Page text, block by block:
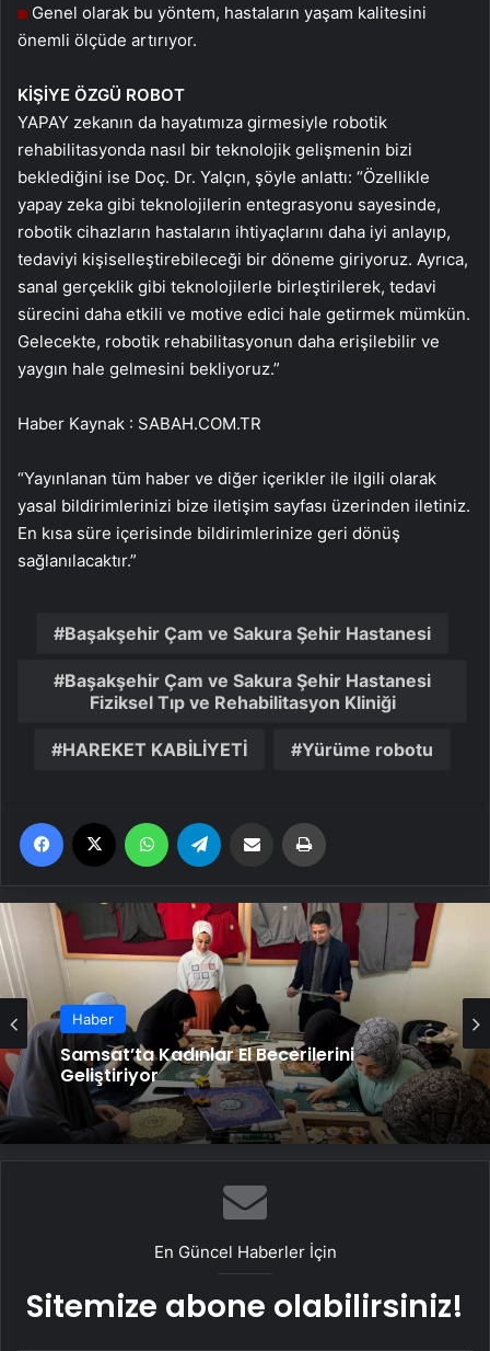
Genel olarak bu yöntem, hastaların yaşam kalitesini
önemli ölçüde artırıyor.
KİŞİYE ÖZGÜ ROBOT
YAPAY zekanın da hayatımıza girmesiyle robotik
rehabilitasyonda nasıl bir teknolojik gelişmenin bizi
beklediğini ise Doç. Dr. Yalçın, şöyle anlattı: “Özellikle
yapay zeka gibi teknolojilerin entegrasyonu sayesinde,
robotik cihazların hastaların ihtiyaçlarını daha iyi anlayıp,
tedaviyi kişiselleştirebileceği bir döneme giriyoruz. Ayrıca,
sanal gerçeklik gibi teknolojilerle birleştirilerek, tedavi
sürecini daha etkili ve motive edici hale getirmek mümkün.
Gelecekte, robotik rehabilitasyonun daha erişilebilir ve
yaygın hale gelmesini bekliyoruz.”
Haber Kaynak : SABAH.COM.TR
“Yayınlanan tüm haber ve diğer içerikler ile ilgili olarak
yasal bildirimlerinizi bize iletişim sayfası üzerinden iletiniz.
En kısa süre içerisinde bildirimlerinize geri dönüş
sağlanılacaktır.”
Başakşehir Çam ve Sakura Şehir Hastanesi
Başakşehir Çam ve Sakura Şehir Hastanesi
Fiziksel Tıp ve Rehabilitasyon Kliniği
HAREKET KABİLİYETİ Yürüme robotu
Facebook WhatsApp Email'den paylaş
Haber
Samsat’ta Kadınlar El Becerilerini
Haber
Osmaniye’de Eşi Tarafından Öldürülen
Genç Kadın Toprağa Verildi
En Güncel Haberler İçin
Sitemize abone olabilirsiniz!